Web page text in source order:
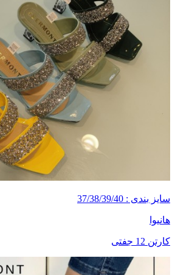
سایز بندی : 37/38/39/40
هانیوا
کارتن 12 جفتی